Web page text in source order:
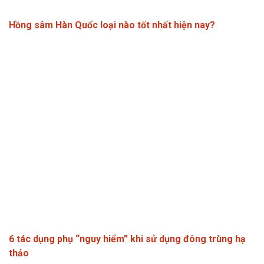
Hồng sâm Hàn Quốc loại nào tốt nhất hiện nay?
6 tác dụng phụ “nguy hiểm” khi sử dụng đông trùng hạ
thảo